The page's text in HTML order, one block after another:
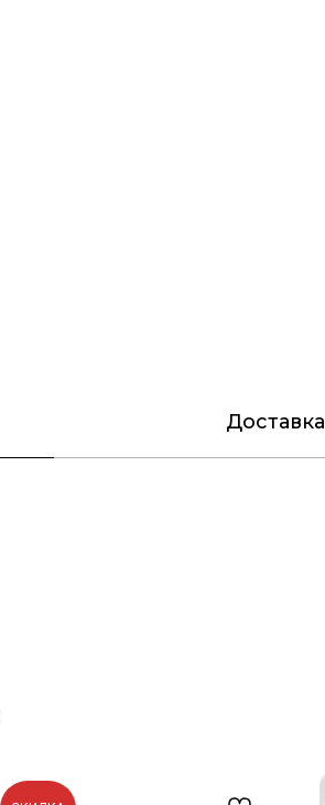
Доставка